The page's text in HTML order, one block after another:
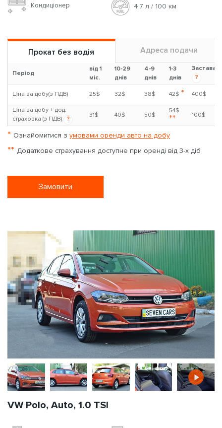
Кондиціонер 4.7 л / 100 км
Прокат без водія Адреса подачи
Період
від 1
міс.
10-29
днів
4-9
днів
1-3
днів
Застава
?
Ціна за добу(з ПДВ) 25$ 32$ 38$ 42$ * 400$
Ціна за добу + дод.
страховка (з ПДВ)
?
31$ 40$ 50$
54$
** 100$
* Ознайомитися з умовами оренди авто на добу
** Додаткове страхування доступне при оренді від 3-х діб
Замовити
VW Polo, Auto, 1.0 TSI